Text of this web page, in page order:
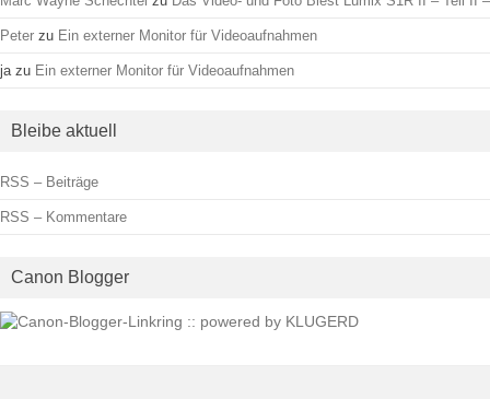
Peter zu Ein externer Monitor für Videoaufnahmen
ja zu Ein externer Monitor für Videoaufnahmen
Bleibe aktuell
RSS – Beiträge
RSS – Kommentare
Canon Blogger